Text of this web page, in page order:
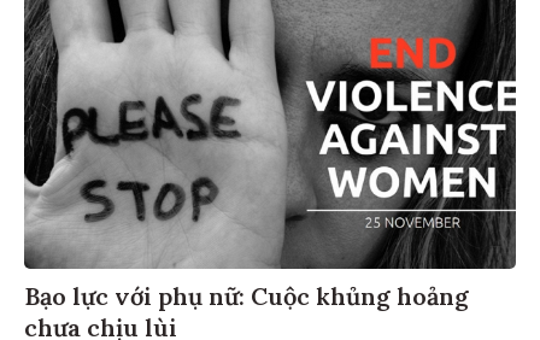
Bạo lực với phụ nữ: Cuộc khủng hoảng
chưa chịu lùi